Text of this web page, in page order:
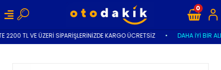
2200 TL VE ÜZERİ SİPARİŞLERİNİZDE KARGO ÜCRETSİZ • DAHA İYİ BİR
0